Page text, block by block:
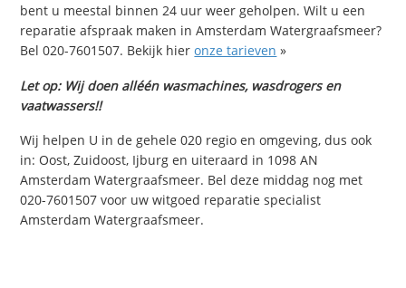
bent u meestal binnen 24 uur weer geholpen. Wilt u een
reparatie afspraak maken in Amsterdam Watergraafsmeer?
Bel 020-7601507. Bekijk hieronze tarieven »
Let op: Wij doen alléén wasmachines, wasdrogers en
vaatwassers!!
Wij helpen U in de gehele 020 regio en omgeving, dus ook
in: Oost, Zuidoost, Ijburg en uiteraard in 1098 AN
Amsterdam Watergraafsmeer. Bel deze middag nog met
020-7601507 voor uw witgoed reparatie specialist
Amsterdam Watergraafsmeer.